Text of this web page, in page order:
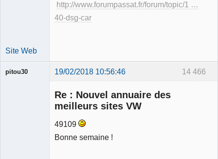
http://www.forumpassat.fr/forum/topic/1 …
40-dsg-car
Site Web
14 466
pitou30 19/02/2018 10:56:46
Re : Nouvel annuaire des
meilleurs sites VW
49109
Bonne semaine !